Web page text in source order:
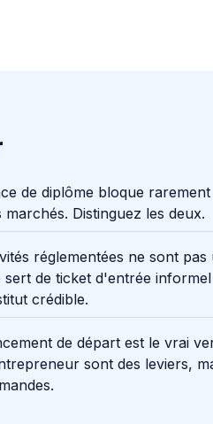
de diplôme bloque
marchés. Distinguez les deux.
réglementées ne sont
sert de ticket d'entrée
crédible.
de départ est le vrai
sont des leviers,